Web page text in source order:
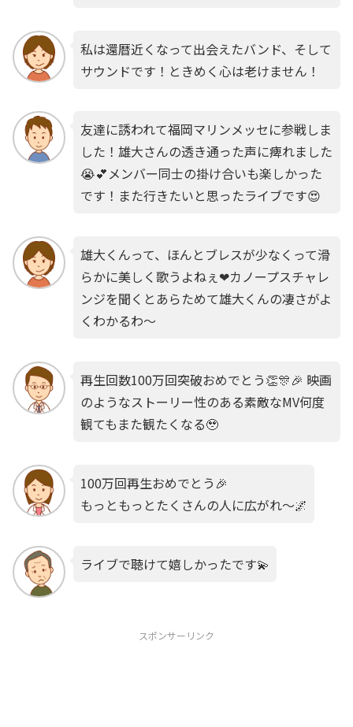
私は還暦近くなって出会えたバンド、そして
サウンドです！ときめく心は老けません！
友達に誘われて福岡マリンメッセに参戦しま
した！雄大さんの透き通った声に痺れました
😭💕メンバー同士の掛け合いも楽しかった
です！また行きたいと思ったライブです😍
雄大くんって、ほんとブレスが少なくって滑
らかに美しく歌うよねぇ❤カノープスチャレ
ンジを聞くとあらためて雄大くんの凄さがよ
くわかるわ〜
再生回数100万回突破おめでとう👏🎊🎉 映画
のようなストーリー性のある素敵なMV何度
観てもまた観たくなる🥹
100万回再生おめでとう🎉
もっともっとたくさんの人に広がれ〜🌌
ライブで聴けて嬉しかったです💫
スポンサーリンク